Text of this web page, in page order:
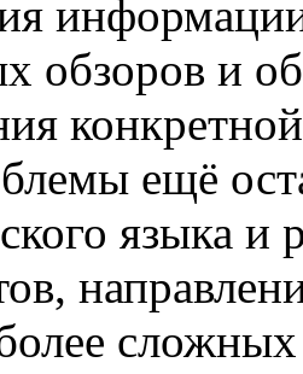
обзоров и
ещё
языка и